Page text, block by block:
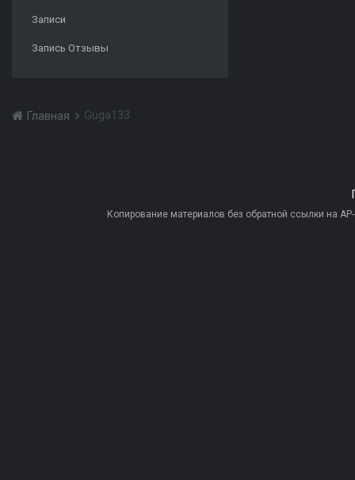
Записи
Запись Отзывы
Главная Guga133
Копирование материалов без обратной ссылки на